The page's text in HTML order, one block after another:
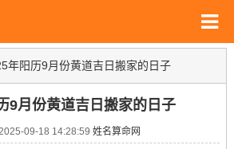
年阳历9月份黄道吉日搬家的日子
9月份黄道吉日搬家的日子
09-18 14:28:59 姓名算命网